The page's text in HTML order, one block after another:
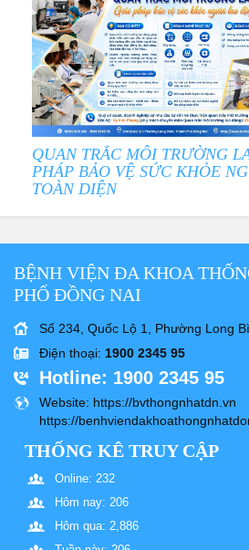
QUAN TRẮC MÔI TRƯỜNG
PHÁP BẢO VỆ SỨC KHỎE
TOÀN DIỆN
BỆNH VIỆN ĐA KHOA
PHỐ ĐỒNG NAI
Số 234, Quốc Lộ 1, Phường Long
Điện thoại: 1900 2345 95
Hotline: 1900 2345 95
Website: https://bvthongnhatdn.vn
https://
THỐNG KÊ TRUY CẬP
Online: 232
Hôm nay: 206
Hôm qua: 2,886